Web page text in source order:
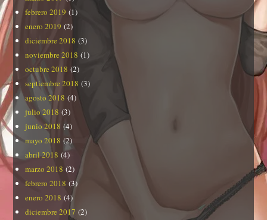
febrero 2019 (1)
enero 2019 (2)
diciembre 2018 (3)
noviembre 2018 (1)
octubre 2018 (2)
septiembre 2018 (3)
agosto 2018 (4)
julio 2018 (3)
junio 2018 (4)
mayo 2018 (2)
abril 2018 (4)
marzo 2018 (2)
febrero 2018 (3)
enero 2018 (4)
diciembre 2017 (2)